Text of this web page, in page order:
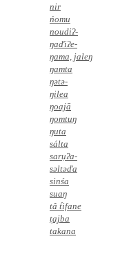
nir
ńomu
noudiʔ-
ŋaďiʔe-
ŋama, jaleŋ
ŋamta
ŋətə-
ŋilea
ŋoajā
ŋomtuŋ
ŋuta
sálta
sarụʔa-
səltəďa
sinśa
suaŋ
tâ t́ifane
t͕ajba
takana